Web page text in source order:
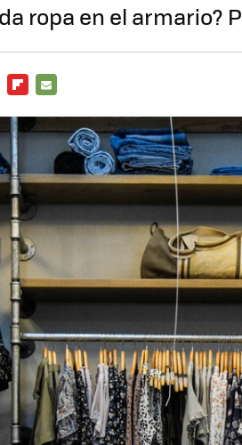
ropa en el armario?
MAIL